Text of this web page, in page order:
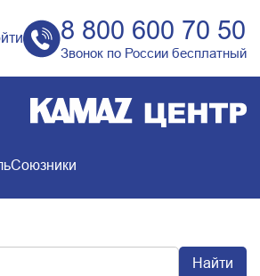
8 800 600 70 50
Звонок по России бесплатный
Союзники
Найти